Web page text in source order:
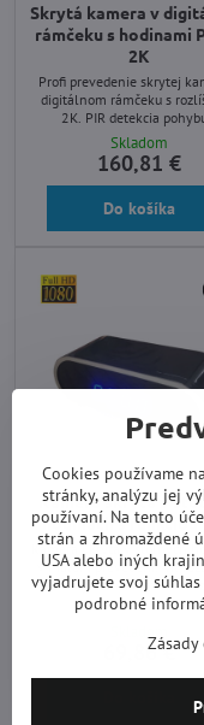
Skrytá kamera v
rámčeku s hodinami
2K
Profi prevedenie skrytej
digitálnom rámčeku s
2K. PIR detekcia
pohotovostnou dobou až
batériu. Záznam na
až 256Gb, nočné snímanie,
menu.
Skladom
160,81 €
Do košíka
Kamera skrytá v
hodinách s funkciou
Kamera ukrytá v stolných
v malom prevedení. 4K
pre čistý obraz. Možnosť
na vnútornú pamäť až
prevedenie, zapadne do
69,86 €
Cookies používame
stránky, analýzu jej
používaní. Na tento
strán a zhromaždené
USA alebo iných
vyjadrujete svoj
podrobné